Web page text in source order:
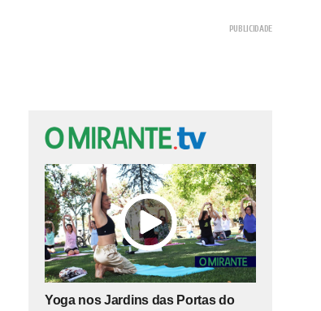
Yoga nos Jardins das Portas do